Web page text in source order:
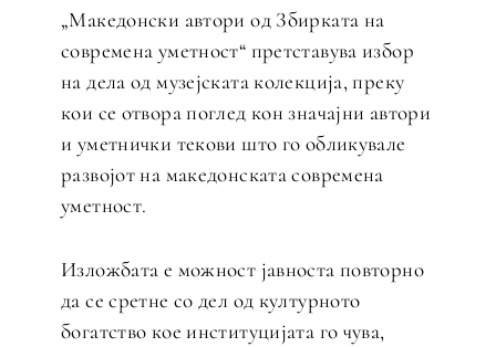
„Македонски автори од Збирката на
современа уметност“ претставува избор
на дела од музејската колекција, преку
кои се отвора поглед кон значајни автори
и уметнички текови што го обликувале
развојот на македонската современа
уметност.
Изложбата е можност јавноста повторно
да се сретне со дел од културното
богатство кое институцијата го чува,